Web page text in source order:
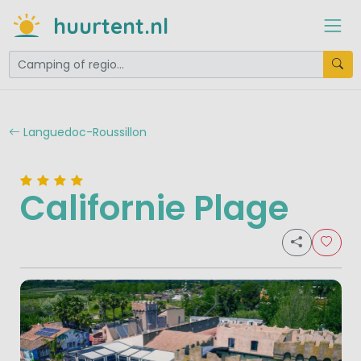
huurtent.nl
Languedoc-Roussillon
Californie Plage